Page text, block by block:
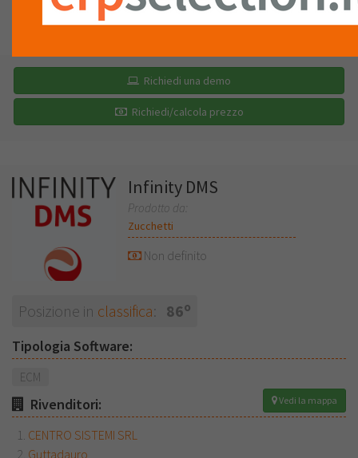
Richiedi una demo
Richiedi/calcola prezzo
Infinity DMS
Prodotto da:
Zucchetti
Non definito
Posizione in classifica: 86o
Tipologia Software:
ECM
Rivenditori: Vedi la mappa
CENTRO SISTEMI SRL
Guttadauro